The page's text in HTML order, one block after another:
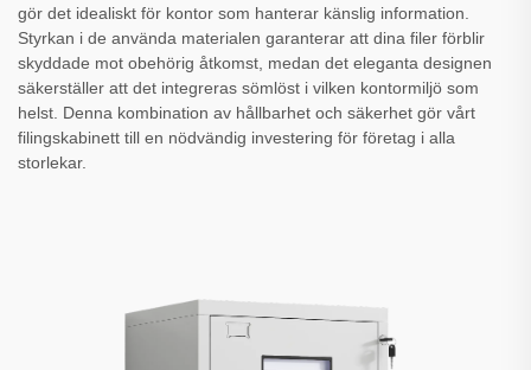
gör det idealiskt för kontor som hanterar känslig information.
Styrkan i de använda materialen garanterar att dina filer förblir
skyddade mot obehörig åtkomst, medan det eleganta designen
säkerställer att det integreras sömlöst i vilken kontormiljö som
helst. Denna kombination av hållbarhet och säkerhet gör vårt
filingskabinett till en nödvändig investering för företag i alla
storlekar.